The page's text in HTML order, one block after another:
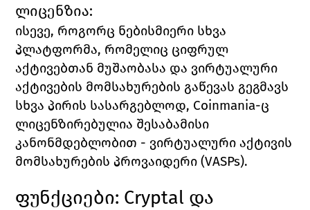
ლიცენზია:
ისევე, როგორც ნებისმიერი სხვა
პლატფორმა, რომელიც ციფრულ
აქტივებთან მუშაობასა და ვირტუალური
აქტივების მომსახურების გაწევას გეგმავს
სხვა პირის სასარგებლოდ, Coinmania-ც
ლიცენზირებულია შესაბამისი
კანონმდებლობით - ვირტუალური აქტივის
მომსახურების პროვაიდერი (VASPs).
ფუნქციები: Cryptal